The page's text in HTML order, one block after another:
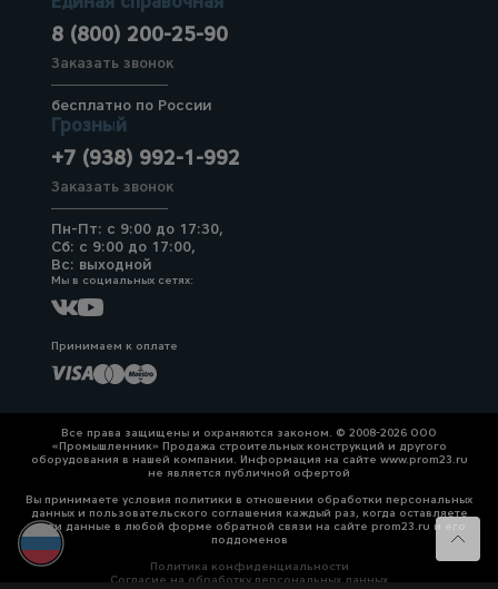
8 (800) 200-25-90
Заказать звонок
бесплатно по России
Грозный
+7 (938) 992-1-992
Заказать звонок
Пн-Пт: с 9:00 до 17:30,
Сб: с 9:00 до 17:00,
Вс: выходной
Мы в социальных сетях:
Принимаем к оплате
Все права защищены и охраняются законом. © 2008-2026 ООО
«Промышленник» Продажа строительных конструкций и другого
оборудования в нашей компании. Информация на сайте www.prom23.ru
не является публичной офертой
Вы принимаете условия политики в отношении обработки персональных
данных и пользовательского соглашения каждый раз, когда оставляете
свои данные в любой форме обратной связи на сайте prom23.ru и его
поддоменов
Политика конфиденциальности
Согласие на обработку персональных данных